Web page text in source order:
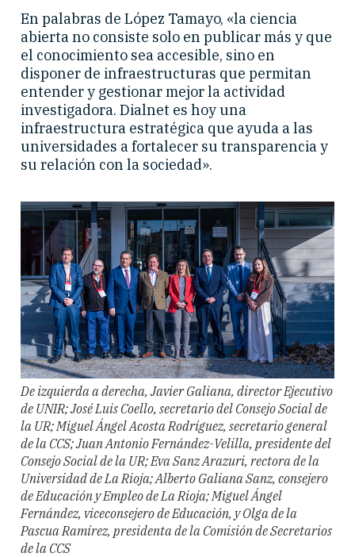
En palabras de López Tamayo, «la ciencia
abierta no consiste solo en publicar más y que
el conocimiento sea accesible, sino en
disponer de infraestructuras que permitan
entender y gestionar mejor la actividad
investigadora. Dialnet es hoy una
infraestructura estratégica que ayuda a las
universidades a fortalecer su transparencia y
su relación con la sociedad».
De izquierda a derecha, Javier Galiana, director Ejecutivo
de UNIR; José Luis Coello, secretario del Consejo Social de
la UR; Miguel Ángel Acosta Rodríguez, secretario general
de la CCS; Juan Antonio Fernández-Velilla, presidente del
Consejo Social de la UR; Eva Sanz Arazuri, rectora de la
Universidad de La Rioja; Alberto Galiana Sanz, consejero
de Educación y Empleo de La Rioja; Miguel Ángel
Fernández, viceconsejero de Educación, y Olga de la
Pascua Ramírez, presidenta de la Comisión de Secretarios
de la CCS